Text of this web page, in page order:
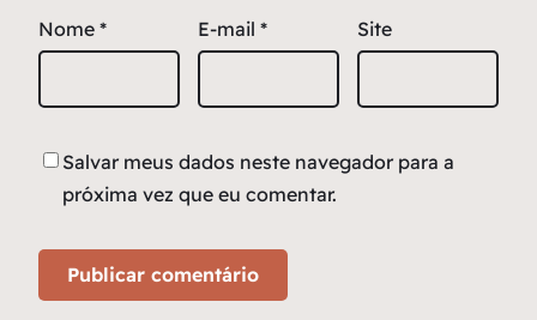
Nome * E-mail * Site
Salvar meus dados neste navegador para a
próxima vez que eu comentar.